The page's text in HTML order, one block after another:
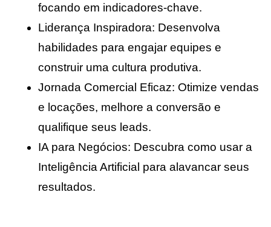
focando em indicadores-chave.
Liderança Inspiradora: Desenvolva
habilidades para engajar equipes e
construir uma cultura produtiva.
Jornada Comercial Eficaz: Otimize vendas
e locações, melhore a conversão e
qualifique seus leads.
IA para Negócios: Descubra como usar a
Inteligência Artificial para alavancar seus
resultados.